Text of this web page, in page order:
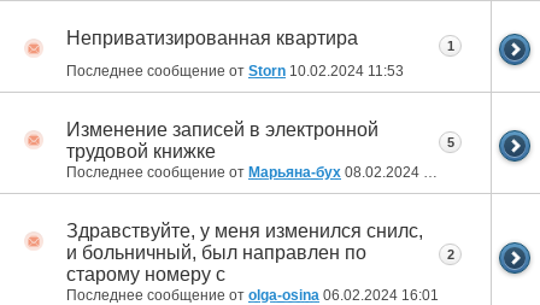
Неприватизированная квартира
Последнее сообщение от Storn 10.02.2024 11:53
1
Изменение записей в электронной
трудовой книжке
Последнее сообщение от Марьяна-бух 08.02.2024
5
Здравствуйте, у меня изменился снилс,
и больничный, был направлен по
старому номеру с
Последнее сообщение от olga-osina 06.02.2024 16:01
2